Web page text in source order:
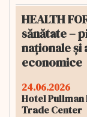
HEALTH
sănătate –
naționale și
economice
24.06.2026
Hotel
Trade Center